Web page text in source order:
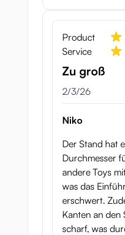
Product
Service
Zu groß
February 3,
2/3/26
Niko
Der Stand hat
Durchmesser
andere Toys
was das
erschwert.
Kanten an den
scharf, was